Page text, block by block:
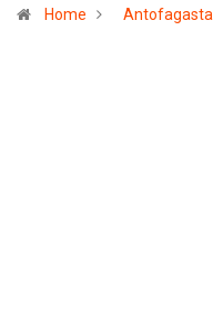
Home Antofagasta